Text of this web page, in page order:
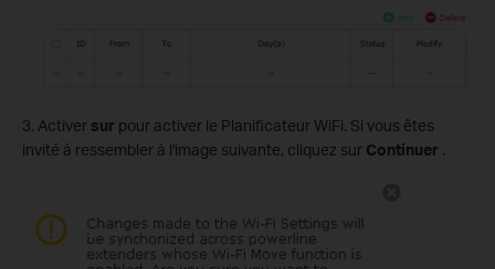
3. Activer sur pour activer le Planificateur WiFi. Si vous êtes
invité à ressembler à l'image suivante, cliquez sur Continuer .